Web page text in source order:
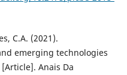
C.A. (2021).
emerging technologies
Anais Da